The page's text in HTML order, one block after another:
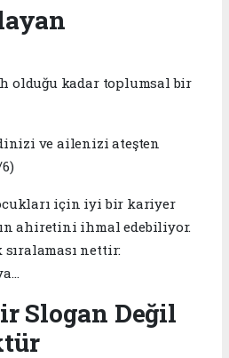
olduğu kadar toplumsal bir
ve ailenizi ateşten
için iyi bir kariyer
ahiretini ihmal edebiliyor.
sıralaması nettir:
Slogan Değil